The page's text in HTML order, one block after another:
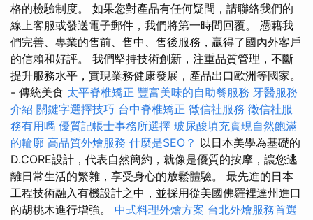
格的檢驗制度。 如果您對產品有任何疑問，請聯絡我們的
線上客服或發送電子郵件，我們將第一時間回覆。 憑藉我
們完善、專業的售前、售中、售後服務，贏得了國內外客戶
的信賴和好評。 我們堅持技術創新，注重品質管理，不斷
提升服務水平，實現業務健康發展，產品出口歐洲等國家。
- 傳統美食 太平脊椎矯正 豐富美味的自助餐服務 牙醫服務
介紹 關鍵字選擇技巧 台中脊椎矯正 徵信社服務 徵信社服
務有用嗎 優質記帳士事務所選擇 玻尿酸填充實現自然飽滿
的輪廓 高品質外燴服務 什麼是SEO？ 以日本美學為基礎的
D.CORE設計，代表自然簡約，就像是優質的按摩，讓您逃
離日常生活的繁雜，享受身心的放鬆體驗。 最先進的日本
工程技術融入有機設計之中，並採用從美國佛羅裡達州進口
的胡桃木進行增強。 中式料理外燴方案 台北外燴服務首選